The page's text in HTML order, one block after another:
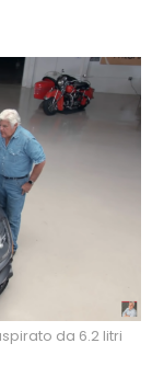
da 6.2 litri